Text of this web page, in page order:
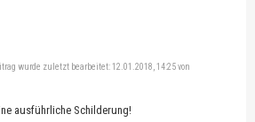
wurde zuletzt bearbeitet: 12.01.2018, 14:25 von
ausführliche Schilderung!